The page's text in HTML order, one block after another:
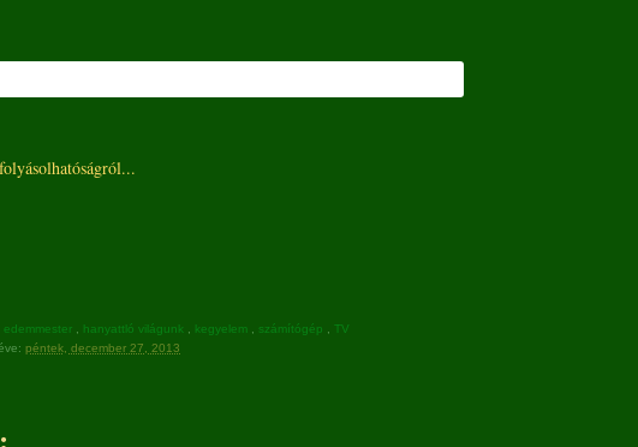
edemmester hanyattló világunk kegyelem számítógép
TV
péntek, december 27, 2013